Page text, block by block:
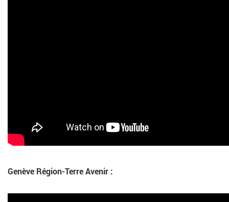
Genève Région-Terre Avenir :